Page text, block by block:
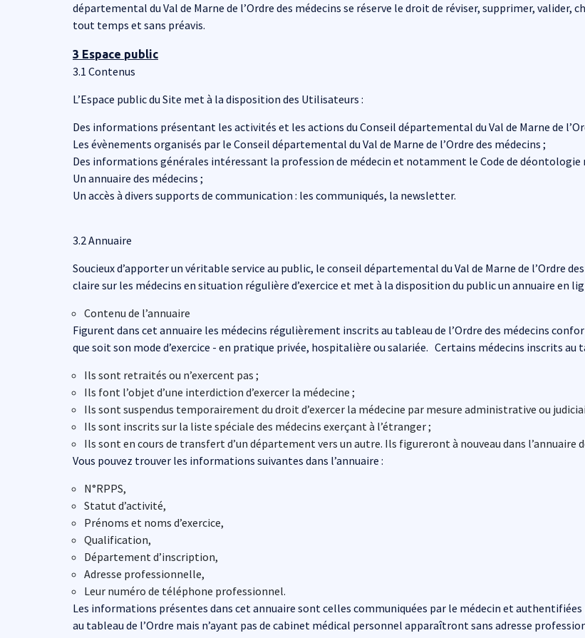
départemental du Val de Marne de l’Ordre des médecins se réserve le droit de réviser, supprimer,
tout temps et sans préavis.
3 Espace public
3.1 Contenus
L’Espace public du Site met à la disposition des Utilisateurs :
Des informations présentant les activités et les actions du Conseil départemental du Val de Marne de
Les évènements organisés par le Conseil départemental du Val de Marne de l’Ordre des médecins ;
Des informations générales intéressant la profession de médecin et notamment le Code de
Un annuaire des médecins ;
Un accès à divers supports de communication : les communiqués, la newsletter.
3.2 Annuaire
Soucieux d’apporter un véritable service au public, le conseil départemental du Val de Marne de l’Ordre
claire sur les médecins en situation régulière d’exercice et met à la disposition du public un annuaire en
Contenu de l’annuaire
Figurent dans cet annuaire les médecins régulièrement inscrits au tableau de l’Ordre des médecins
que soit son mode d’exercice - en pratique privée, hospitalière ou salariée. Certains médecins inscrits au
Ils sont retraités ou n’exercent pas ;
Ils font l’objet d’une interdiction d’exercer la médecine ;
Ils sont suspendus temporairement du droit d’exercer la médecine par mesure administrative ou
Ils sont inscrits sur la liste spéciale des médecins exerçant à l’étranger ;
Ils sont en cours de transfert d’un département vers un autre. Ils figureront à nouveau dans
Vous pouvez trouver les informations suivantes dans l’annuaire :
N°RPPS,
Statut d’activité,
Prénoms et noms d’exercice,
Qualification,
Département d’inscription,
Adresse professionnelle,
Leur numéro de téléphone professionnel.
Les informations présentes dans cet annuaire sont celles communiquées par le médecin et
au tableau de l’Ordre mais n’ayant pas de cabinet médical personnel apparaîtront sans adresse